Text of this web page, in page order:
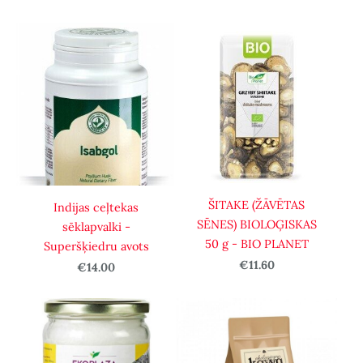
Indijas ceļtekas
sēklapvalki -
Superšķiedru avots
€14.00
ŠITAKE (ŽĀVĒTAS
SĒNES) BIOLOĢISKAS
50 g - BIO PLANET
€11.60